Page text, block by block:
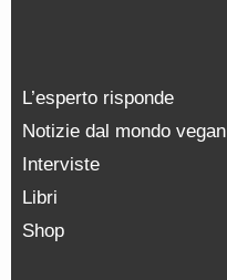
L’esperto risponde
Notizie dal mondo vegan
Interviste
Libri
Shop